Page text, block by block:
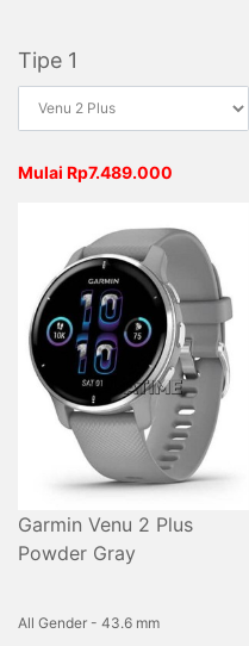
Tipe 1
Mulai Rp7.489.000
Garmin Venu 2 Plus
Powder Gray
All Gender - 43.6 mm